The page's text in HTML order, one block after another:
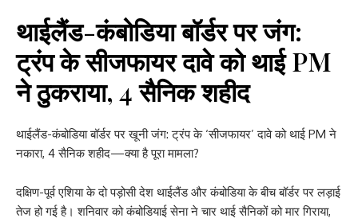
थाईलैंड-कंबोडिया बॉर्डर पर जंग:
ट्रंप के सीजफायर दावे को थाई PM
ने ठुकराया, 4 सैनिक शहीद
थाईलैंड-कंबोडिया बॉर्डर पर खूनी जंग: ट्रंप के ‘सीजफायर’ दावे को थाई PM ने
नकारा, 4 सैनिक शहीद—क्या है पूरा मामला?
दक्षिण-पूर्व एशिया के दो पड़ोसी देश थाईलैंड और कंबोडिया के बीच बॉर्डर पर लड़ाई
तेज हो गई है। शनिवार को कंबोडियाई सेना ने चार थाई सैनिकों को मार गिराया,